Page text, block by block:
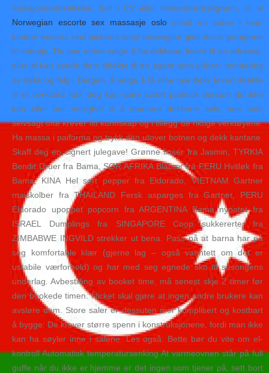
funksjonsnedsettelse, hull i CV eller innvandrerbakgrunn, vil vi
Norwegian escorte sex massasje oslominst én søker i hver
london escorts real pictures sexy norwegian girls disse gruppene
til intervju. Du kan enten velge å ha dekkene levert til en adresse,
eller vi kan sende dem direkte til en agent som utfører montering
av dekk og felg i Bergen. å velge å få dine nye dekk levert direkte
til et verksted nær deg kan være svært praktisk dersom du ikke
kan eller har mulighet til å montere dekkene selv, noe som
selvsagt ofte krever litt kunnskap og i tillegg de riktige verktøyene.
Ha massa i paiforma og trykk den utover botnen og dekk kantane.
Skaff deg en signert julegave! Grønne linser fra Jasmin, TYRKIA
Bendit Druer fra Bama, SØR AFRIKA Blåbær fra PERU Hvitløk fra
Bama, KINA Hel sort pepper fra Eldorado, VIETNAM Gartner
maiskolber fra THAILAND Fersk asparges fra Gartner, PERU
Eldorado upoppet popcorn fra ARGENTINA Bama nypotet fra
ISRAEL Dumplings fra SINGAPORE Coop sukkererter fra
ZIMBABWE INGVILD strekker ut bena. Pass på at barna har på
seg komfortable klær (gjerne lag – også vanntett om det er
ustabile værforhold) og har med seg egnede sko til sesongens
underlag. Avbestilling av booket time, må senest skje 2 timer før
den bookede timen. Nicket skal gjøre at ingen andre brukere kan
avsløre dem. Store saler er dessuten mer komplisert og kostbart
å bygge: De krever større spenn i konstruksjonene, fordi man ikke
kan ha søyler inne i salene. Les også: Bette bør du vite om el-
kontroll Automatisk temperatursenking At varmeovnen står på full
guffe når du ikke er hjemme er det ingen som tjener på, sett bort